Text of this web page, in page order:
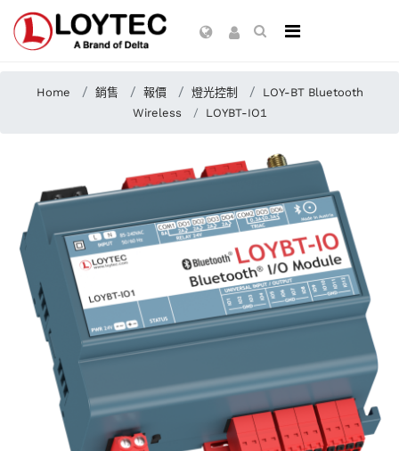
Home 銷售 報價 燈光控制
LOY-BT Bluetooth
Wireless
LOYBT-IO1